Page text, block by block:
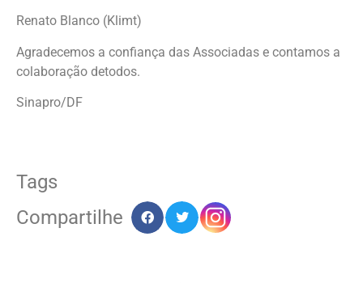
Renato Blanco (Klimt)
Agradecemos a confiança das Associadas e contamos a
colaboração detodos.
Sinapro/DF
Tags
Compartilhe